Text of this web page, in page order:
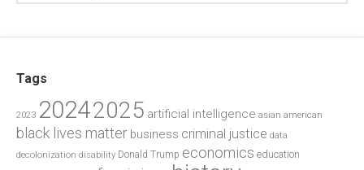
Tags
2023 20242025 artificial intelligence asian american
black lives matter business criminal justice data
decolonization disability Donald Trump economics education